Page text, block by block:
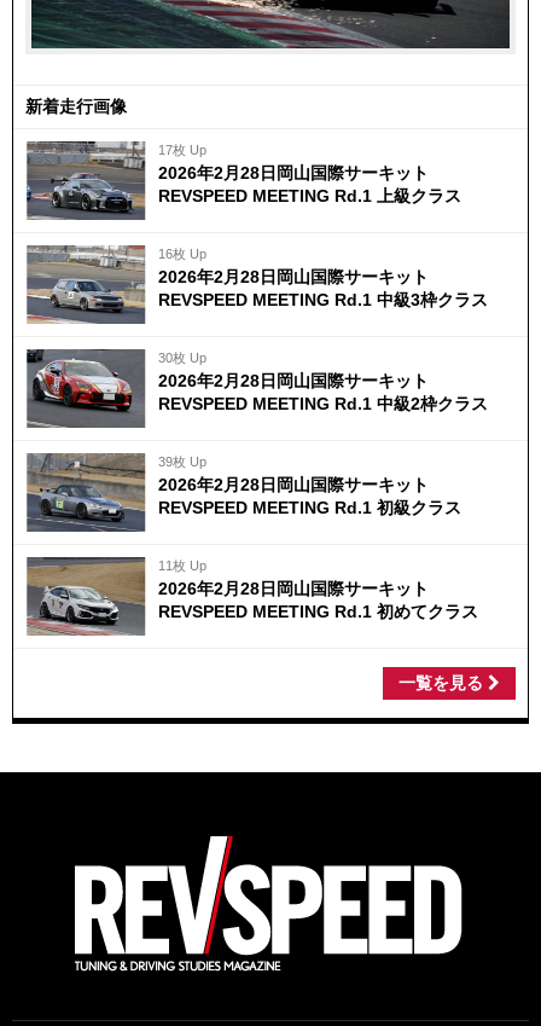
新着走行画像
17枚 Up
2026年2月28日岡山国際サーキット
REVSPEED MEETING Rd.1 上級クラス
16枚 Up
2026年2月28日岡山国際サーキット
REVSPEED MEETING Rd.1 中級3枠クラス
30枚 Up
2026年2月28日岡山国際サーキット
REVSPEED MEETING Rd.1 中級2枠クラス
39枚 Up
2026年2月28日岡山国際サーキット
REVSPEED MEETING Rd.1 初級クラス
11枚 Up
2026年2月28日岡山国際サーキット
REVSPEED MEETING Rd.1 初めてクラス
一覧を見る